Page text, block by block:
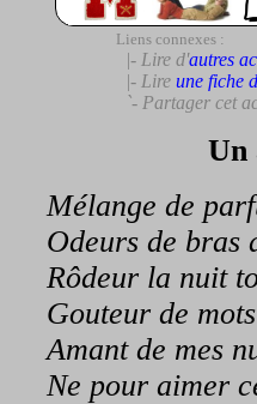
Liens connexes :
|- Lire d'autres
|- Lire une fiche
`- Partager cet
Un
Mélange de
Odeurs de bras
Rôdeur la nuit
Gouteur de
Amant de mes
Ne pour aimer